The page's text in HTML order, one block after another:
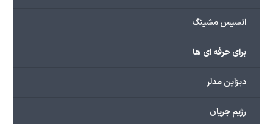
انسیس مشینگ
برای حرفه ای ها
دیزاین مدلر
رژیم جریان